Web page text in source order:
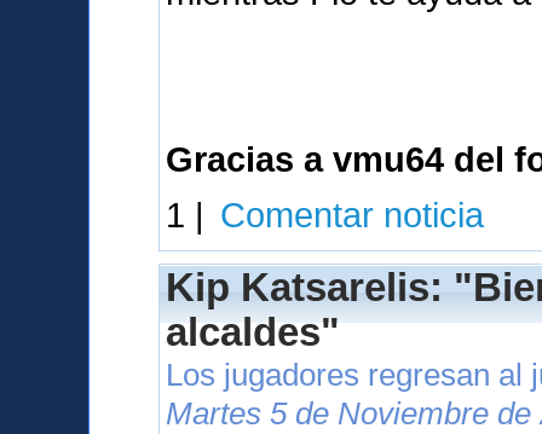
Gracias a vmu64 del
1 | Comentar noticia
Kip Katsarelis:
alcaldes"
Los jugadores regresan al
Martes 5 de Noviembre